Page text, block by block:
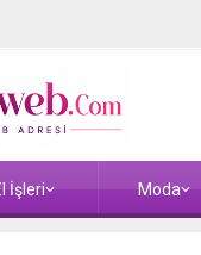
İşleri Moda